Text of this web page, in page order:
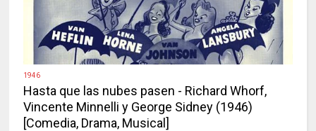
1946
Hasta que las nubes pasen - Richard Whorf,
Vincente Minnelli y George Sidney (1946)
[Comedia, Drama, Musical]